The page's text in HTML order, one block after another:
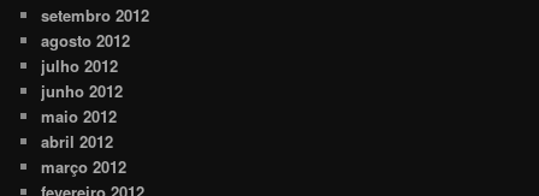
setembro 2012
agosto 2012
julho 2012
junho 2012
maio 2012
abril 2012
março 2012